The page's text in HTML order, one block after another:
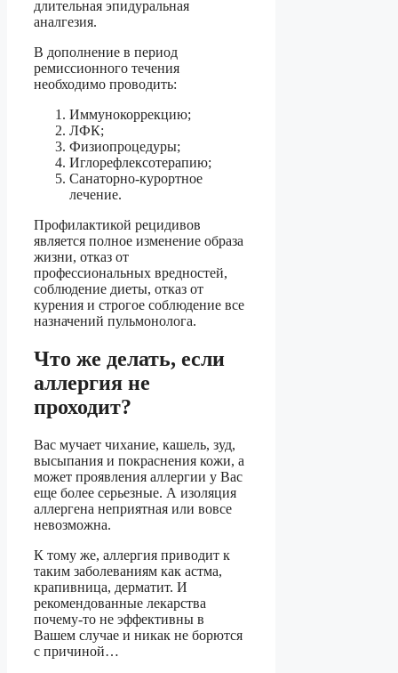
длительная эпидуральная
аналгезия.
В дополнение в период
ремиссионного течения
необходимо проводить:
Иммунокоррекцию;
ЛФК;
Физиопроцедуры;
Иглорефлексотерапию;
Санаторно-курортное
лечение.
Профилактикой рецидивов
является полное изменение образа
жизни, отказ от
профессиональных вредностей,
соблюдение диеты, отказ от
курения и строгое соблюдение все
назначений пульмонолога.
Что же делать, если
аллергия не
проходит?
Вас мучает чихание, кашель, зуд,
высыпания и покраснения кожи, а
может проявления аллергии у Вас
еще более серьезные. А изоляция
аллергена неприятная или вовсе
невозможна.
К тому же, аллергия приводит к
таким заболеваниям как астма,
крапивница, дерматит. И
рекомендованные лекарства
почему-то не эффективны в
Вашем случае и никак не борются
с причиной…